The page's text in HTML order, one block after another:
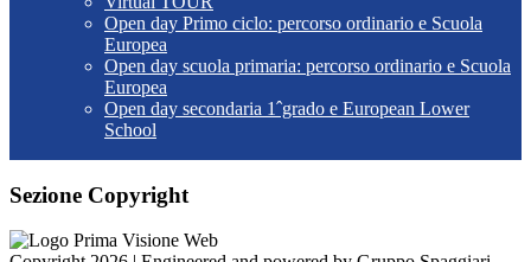
Open day Primo ciclo: percorso ordinario e Scuola
Europea
Open day scuola primaria: percorso ordinario e Scuola
Europea
Open day secondaria 1ˆgrado e European Lower
School
Sezione Copyright